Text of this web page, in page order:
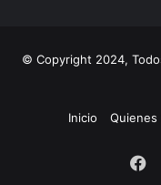
© Copyright 2024,
Inicio
Quienes